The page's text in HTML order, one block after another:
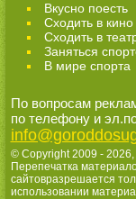
Вкусно поесть
Сходить в кино
Cходить в
Заняться
В мире спорта
По вопросам
по телефону и
© Copyright 2009 - 2026,
Перепечатка
сайтовразрешается
использовании